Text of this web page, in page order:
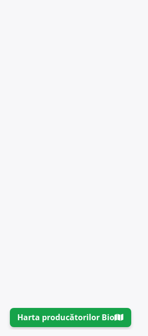
Harta producătorilor Bio